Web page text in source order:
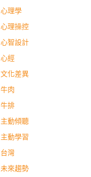
心理學
心理操控
心智設計
心經
文化差異
牛肉
牛排
主動傾聽
主動學習
台灣
未來趨勢